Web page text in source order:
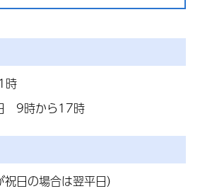
時
9時から17時
日の場合は翌平日）